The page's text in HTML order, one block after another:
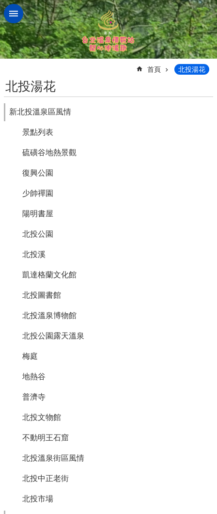
跳到主要內容區塊
首頁 北投湯花
北投湯花
新北投溫泉區風情
景點列表
硫磺谷地熱景觀
復興公園
少帥禪園
陽明書屋
北投公園
北投溪
凱達格蘭文化館
北投圖書館
北投溫泉博物館
北投公園露天溫泉
梅庭
地熱谷
普濟寺
北投文物館
不動明王石窟
北投溫泉街區風情
北投中正老街
北投市場